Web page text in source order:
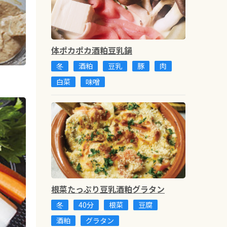
体ポカポカ酒粕豆乳鍋
冬 酒粕 豆乳 豚
肉
白菜
味噌
根菜たっぷり豆乳酒粕グラタン
冬 40分 根菜
豆腐
酒粕
グラタン